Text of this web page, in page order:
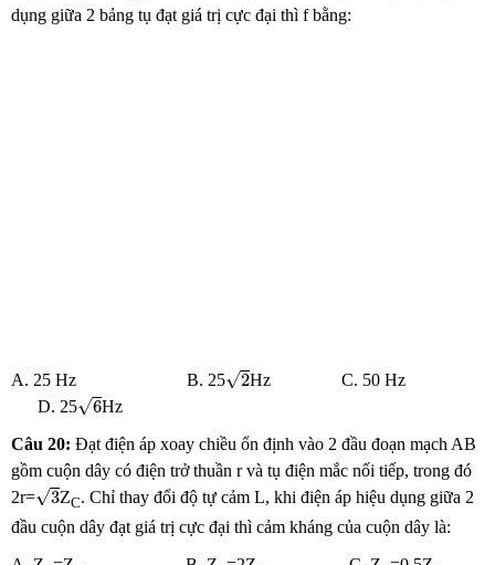
dụng giữa 2 bảng tụ đạt giá trị cực đại thì f bằng:
A. 25 Hz B. 25√2Hz C. 50 Hz
D. 25√6Hz
Câu 20: Đạt điện áp xoay chiều ổn định vào 2 đầu đoạn mạch AB
gồm cuộn dây có điện trở thuần r và tụ điện mắc nối tiếp, trong đó
2r=√3ZC. Chỉ thay đổi độ tự cảm L, khi điện áp hiệu dụng giữa 2
đầu cuộn dây đạt giá trị cực đại thì cảm kháng của cuộn dây là: